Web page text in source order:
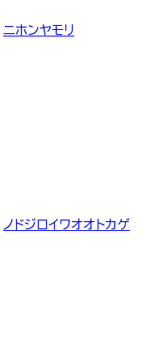
ニホンヤモリ
ノドジロイワオオトカゲ